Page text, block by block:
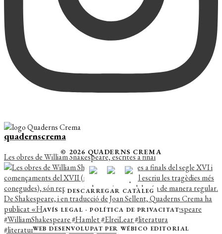
quadernscrema
Les obres de William Shakespeare, escrites a final
© 2026 QUADERNS CREMA
DESCARREGAR CATÀLEG
AVÍS LEGAL ·POLÍTICA DE PRIVACITAT
WEB DESENVOLUPAT PER WÉBICO EDITORIAL